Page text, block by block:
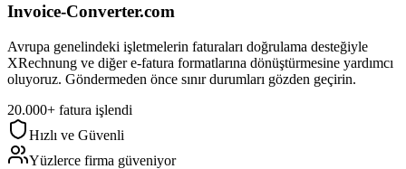
Invoice-Converter.com
Avrupa genelindeki işletmelerin faturaları doğrulama desteğiyle
XRechnung ve diğer e-fatura formatlarına dönüştürmesine yardımcı
oluyoruz. Göndermeden önce sınır durumları gözden geçirin.
20.000+ fatura işlendi
Hızlı ve Güvenli
Yüzlerce firma güveniyor